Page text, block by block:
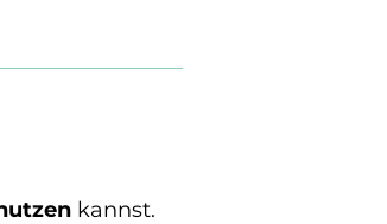
kannst.